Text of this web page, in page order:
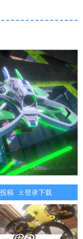
›
投稿 登录下载